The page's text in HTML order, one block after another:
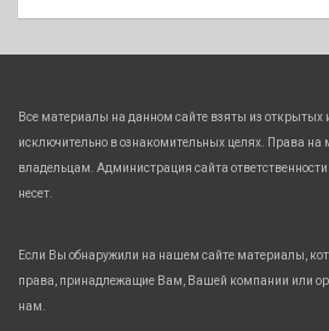
Все материалы на данном сайте взяты из открытых
исключительно в ознакомительных целях. Права
владельцам. Администрация сайта
несет.
Если Вы обнаружили на нашем сайте материалы,
права, принадлежащие Вам, Вашей компании или
нам.